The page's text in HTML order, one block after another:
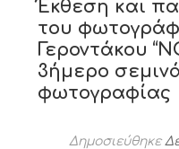
Έκθεση και
του
Γεροντάκου
3ήμερο
φωτογραφίας
Δημοσιεύθηκε